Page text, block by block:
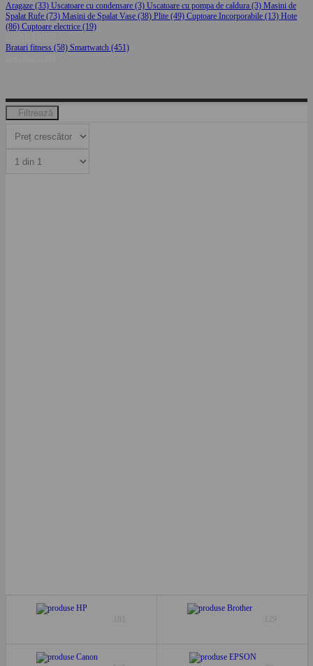
Aragaze (33) Uscatoare cu condensare (3) Uscatoare cu pompa de caldura (3) Masini de
Spalat Rufe (73) Masini de Spalat Vase (38) Plite (49) Cuptoare Incorporabile (13) Hote
(86) Cuptoare electrice (19)
Bratari fitness (58) Smartwatch (451)
Filtrează
129